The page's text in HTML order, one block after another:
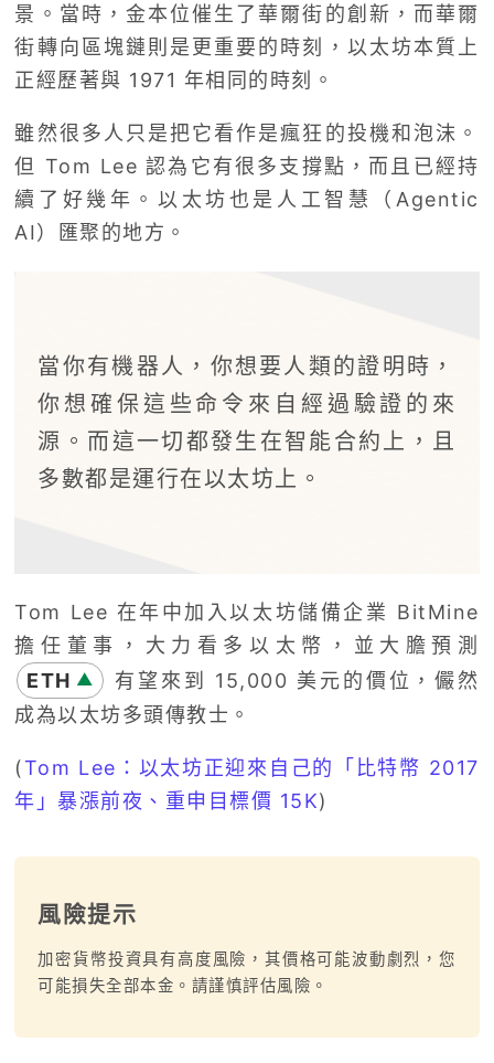
景。當時，金本位催生了華爾街的創新，而華爾
街轉向區塊鏈則是更重要的時刻，以太坊本質上
正經歷著與 1971 年相同的時刻。
雖然很多人只是把它看作是瘋狂的投機和泡沫。
但 Tom Lee 認為它有很多支撐點，而且已經持
續了好幾年。以太坊也是人工智慧（Agentic
AI）匯聚的地方。
當你有機器人，你想要人類的證明時，
你想確保這些命令來自經過驗證的來
源。而這一切都發生在智能合約上，且
多數都是運行在以太坊上。
Tom Lee 在年中加入以太坊儲備企業 BitMine
擔任董事，大力看多以太幣，並大膽預測
ETH ▲
有望來到 15,000 美元的價位，儼然
成為以太坊多頭傳教士。
(Tom Lee：以太坊正迎來自己的「比特幣 2017
年」暴漲前夜、重申目標價 15K)
風險提示
加密貨幣投資具有高度風險，其價格可能波動劇烈，您
可能損失全部本金。請謹慎評估風險。